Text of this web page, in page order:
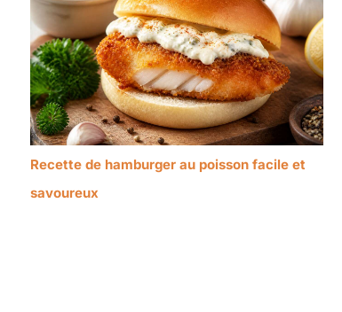
Recette de hamburger au poisson facile et
savoureux